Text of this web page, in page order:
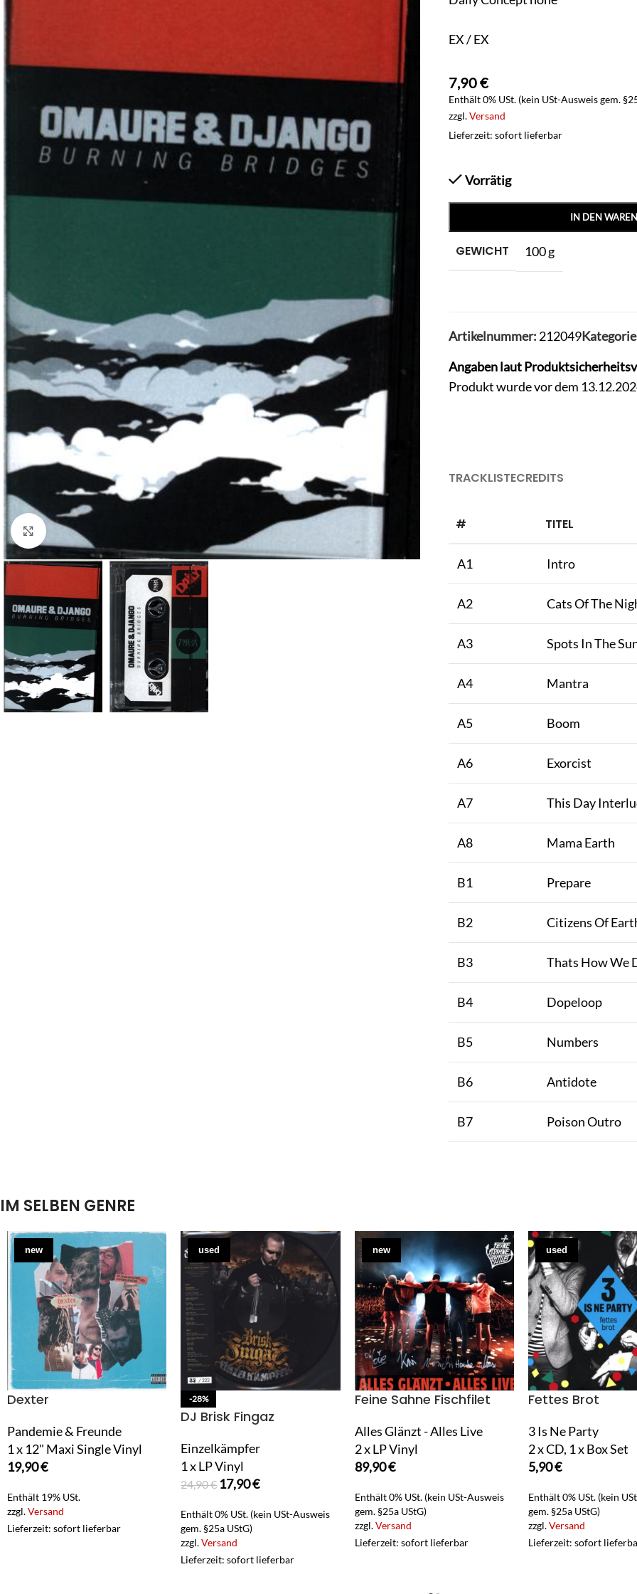
Klick zum Vergrößern
EX / EX
7,90€
Enthält 0% USt. (kein USt-Ausweis gem.
zzgl.Versand
Lieferzeit: sofort lieferbar
Vorrätig
IN DEN
GEWICHT 100 g
Artikelnummer: 212049
Angaben laut
Produkt wurde vor dem
TRACKLISTECREDITS
# TITEL
A1 Intro
A2 Cats Of The
A3 Spots In The
A4 Mantra
A5 Boom
A6 Exorcist
A7 This Day
A8 Mama Earth
B1 Prepare
B2 Citizens Of
B3 Thats How We
B4 Dopeloop
B5 Numbers
B6 Antidote
B7 Poison Outro
IM SELBEN GENRE
new
Dexter
Pandemie & Freunde
1 x 12" Maxi Single Vinyl
19,90€
Enthält 19% USt.
zzgl.Versand
Lieferzeit: sofort lieferbar
used
-28%
DJ Brisk Fingaz
Einzelkämpfer
1 x LP Vinyl
24,90€ 17,90€
Enthält 0% USt. (kein USt-Ausweis
gem. §25a UStG)
zzgl.Versand
Lieferzeit: sofort lieferbar
new
Feine Sahne Fischfilet
Alles Glänzt - Alles Live
2 x LP Vinyl
89,90€
Enthält 0% USt. (kein USt-Ausweis
gem. §25a UStG)
zzgl.Versand
Lieferzeit: sofort lieferbar
used
Fettes Brot
3 Is Ne Party
2 x CD, 1 x Box Set
5,90€
Enthält 0% USt. (kein
gem. §25a UStG)
zzgl.Versand
Lieferzeit: sofort